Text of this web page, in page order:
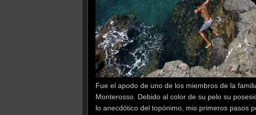
Fue el apodo de uno de los miembros de la
Monterosso. Debido al color de su pelo su
lo anecdótico del topónimo, mis primeros pasos